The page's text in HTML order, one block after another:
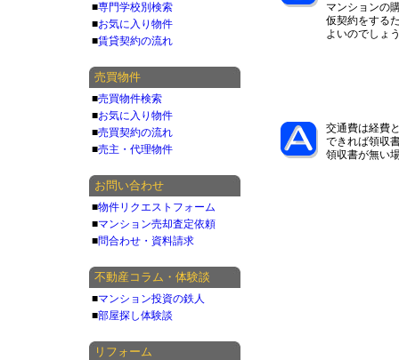
マンションの
仮契約をする
よいのでしょ
交通費は経費
できれば領収
領収書が無い
■専門学校別検索
■お気に入り物件
■賃貸契約の流れ
売買物件
■売買物件検索
■お気に入り物件
■売買契約の流れ
■売主・代理物件
お問い合わせ
■物件リクエストフォーム
■マンション売却査定依頼
■問合わせ・資料請求
不動産コラム・体験談
■マンション投資の鉄人
■部屋探し体験談
リフォーム